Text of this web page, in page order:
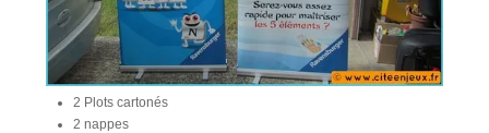
2 Plots cartonés
2 nappes